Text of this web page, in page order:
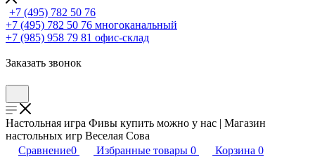
+7 (495) 782 50 76
+7 (495) 782 50 76 многоканальный
+7 (985) 958 79 81 офис-склад
Заказать звонок
Настольная игра Фивы купить можно у нас | Магазин
настольных игр Веселая Сова
Сравнение0 Избранные товары 0 Корзина 0